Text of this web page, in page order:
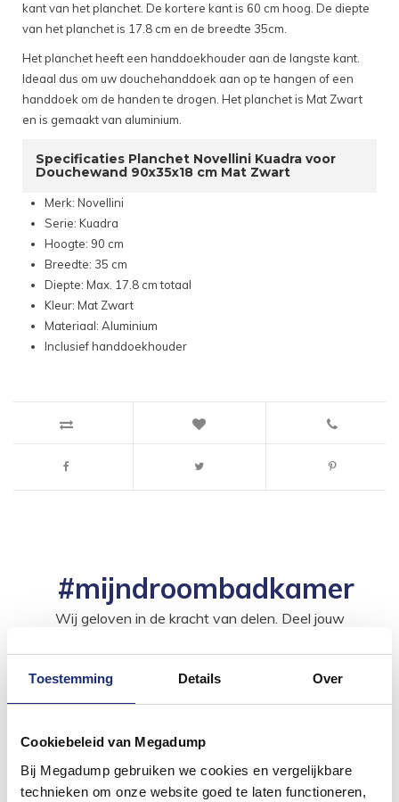
Toestemming Details Over
Cookiebeleid van Megadump
Bij Megadump gebruiken we cookies en vergelijkbare
technieken om onze website goed te laten functioneren,
kant van het planchet. De kortere kant is 60 cm hoog. De diepte
van het planchet is 17.8 cm en de breedte 35cm.
Het planchet heeft een handdoekhouder aan de langste kant.
Ideaal dus om uw douchehanddoek aan op te hangen of een
handdoek om de handen te drogen. Het planchet is Mat Zwart
en is gemaakt van aluminium.
Specificaties Planchet Novellini Kuadra voor
Douchewand 90x35x18 cm Mat Zwart
Merk: Novellini
Serie: Kuadra
Hoogte: 90 cm
Breedte: 35 cm
Diepte: Max. 17.8 cm totaal
Kleur: Mat Zwart
Materiaal: Aluminium
Inclusief handdoekhouder
#mijndroombadkamer
Wij geloven in de kracht van delen. Deel jouw
badkamerstijlen. Doe je mee?